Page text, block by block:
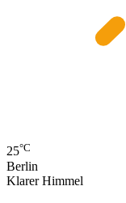
25°C
Berlin
Klarer Himmel